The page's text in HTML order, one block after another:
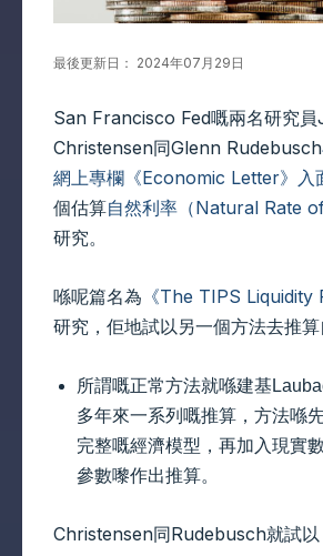
最後更新日： 2024年07月29日
San Francisco Fed嘅兩名研究員
Christensen同Glenn Rudebusch
網上專欄《Economic Letter》入
個估算自然利率（Natural Rate
研究。
喺呢篇名為 《The TIPS Liquidity
研究，佢地試以另一個方法去推算
所謂嘅正常方法就喺建基
多年來一系列嘅推算，方法喺
完整嘅經濟模型，再加入現實
參數嚟作出推算。
Christensen同Rudebusch就試以